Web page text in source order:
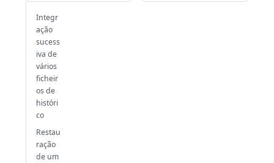
Integr
ação
sucess
iva de
vários
ficheir
os de
históri
co
Restau
ração
de um